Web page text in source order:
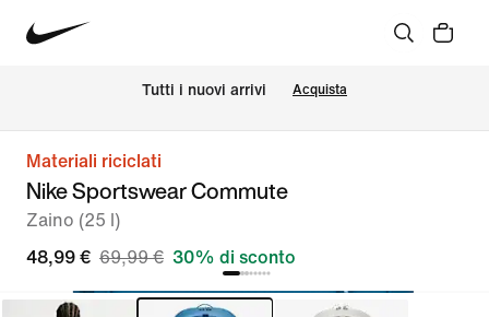
Tutti i nuovi arrivi Acquista
Materiali riciclati
Nike Sportswear Commute
Zaino (25 l)
48,99 € 69,99 € 30% di sconto